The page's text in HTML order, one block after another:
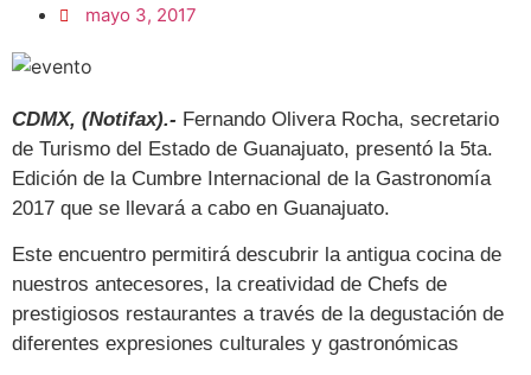
mayo 3, 2017
CDMX, (Notifax).- Fernando Olivera Rocha, secretario
de Turismo del Estado de Guanajuato, presentó la 5ta.
Edición de la Cumbre Internacional de la Gastronomía
2017 que se llevará a cabo en Guanajuato.
Este encuentro permitirá descubrir la antigua cocina de
nuestros antecesores, la creatividad de Chefs de
prestigiosos restaurantes a través de la degustación de
diferentes expresiones culturales y gastronómicas